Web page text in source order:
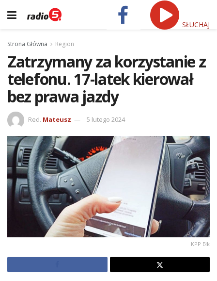
SŁUCHAJ
Strona Główna Region
Zatrzymany za korzystanie z
telefonu. 17-latek kierował
bez prawa jazdy
Red. Mateusz 5 lutego 2024
KPP Ełk